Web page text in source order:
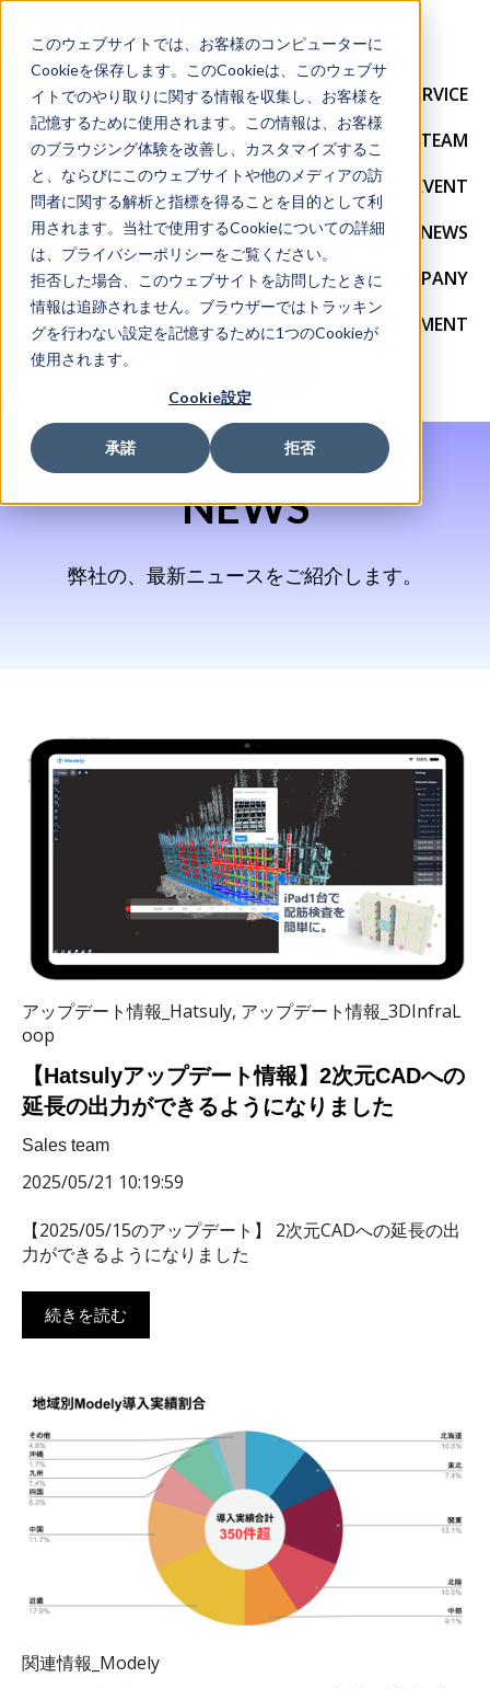
このウェブサイトでは、お客様のコンピューターに
Cookieを保存します。このCookieは、このウェブサ
イトでのやり取りに関する情報を収集し、お客様を
記憶するために使用されます。この情報は、お客様
のブラウジング体験を改善し、カスタマイズするこ
と、ならびにこのウェブサイトや他のメディアの訪
問者に関する解析と指標を得ることを目的として利
用されます。当社で使用するCookieについての詳細
は、プライバシーポリシーをご覧ください。
拒否した場合、このウェブサイトを訪問したときに
情報は追跡されません。ブラウザーではトラッキン
グを行わない設定を記憶するために1つのCookieが
使用されます。
Cookie設定
承諾 拒否
SERVICE
TEAM
EVENT
NEWS
COMPANY
RECRUITMENT
NEWS
弊社の、最新ニュースをご紹介します。
アップデート情報_Hatsuly, アップデート情報_3DInfraL
oop
【Hatsulyアップデート情報】2次元CADへの
延長の出力ができるようになりました
Sales team
2025/05/21 10:19:59
【2025/05/15のアップデート】 2次元CADへの延長の出
力ができるようになりました
続きを読む
関連情報_Modely